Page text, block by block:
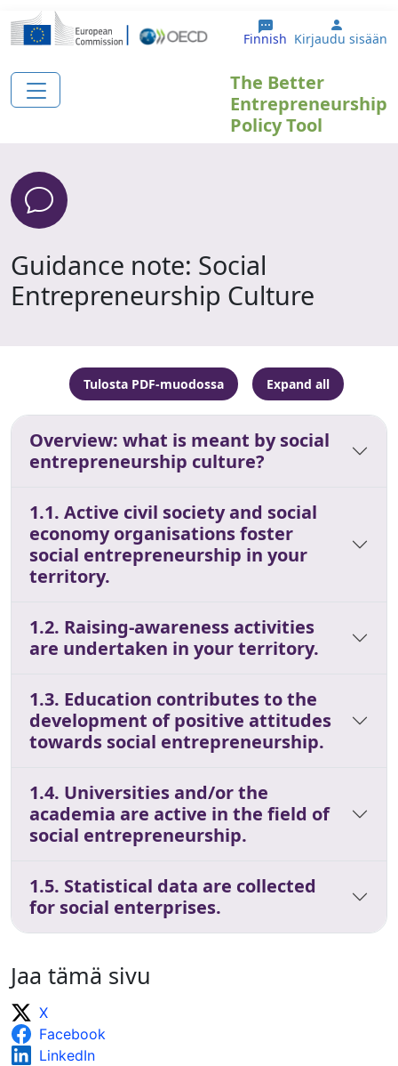
Hyppää pääsisältöön
Finnish User
Kirjaudu sisään
The Better
Entrepreneurship
Policy Tool
Guidance note: Social
Entrepreneurship Culture
Tulosta PDF-muodossa Expand all
Overview: what is meant by social
entrepreneurship culture?
1.1. Active civil society and social
economy organisations foster
social entrepreneurship in your
territory.
1.2. Raising-awareness activities
are undertaken in your territory.
1.3. Education contributes to the
development of positive attitudes
towards social entrepreneurship.
1.4. Universities and/or the
academia are active in the field of
social entrepreneurship.
1.5. Statistical data are collected
for social enterprises.
Jaa tämä sivu
X
Facebook
LinkedIn